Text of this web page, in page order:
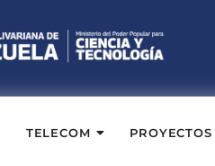
TELECOM PROYECTOS